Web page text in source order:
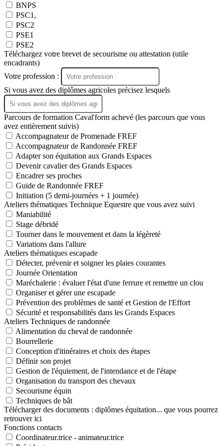
BNPS
PSC1,
PSC2
PSE1
PSE2
Téléchargez votre brevet de secourisme ou attestation (utile
encadrants)
Votre profession :
Si vous avez des diplômes agricoles précisez lesquels
Parcours de formation Caval'form achevé (les parcours que vous
avez entièrement suivis)
Accompagnateur de Promenade FREF
Accompagnateur de Randonnée FREF
Adapter son équitation aux Grands Espaces
Devenir cavalier des Grands Espaces
Encadrer ses proches
Guide de Randonnée FREF
Initiation (5 demi-journées + 1 journée)
Ateliers thématiques Technique Equestre que vous avez suivi
Maniabilité
Stage débridé
Tourner dans le mouvement et dans la légèreté
Variations dans l'allure
Ateliers thématiques escapade
Détecter, prévenir et soigner les plaies courantes
Journée Orientation
Maréchalerie : évaluer l'état d'une ferrure et remettre un clou
Organiser et gérer une escapade
Prévention des problèmes de santé et Gestion de l'Effort
Sécurité et responsabilités dans les Grands Espaces
Ateliers Techniques de randonnée
Alimentation du cheval de randonnée
Bourrellerie
Conception d'itinéraires et choix des étapes
Définir son projet
Gestion de l'équiement, de l'intendance et de l'étape
Organisation du transport des chevaux
Secourisme équin
Techniques de bât
Télécharger des documents : diplômes équitation... que vous pourrez
retrouver ici
Fonctions contacts
Coordinateur.trice - animateur.trice